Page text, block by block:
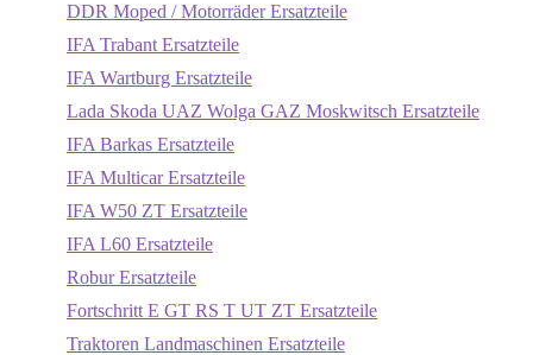
DDR Moped / Motorräder Ersatzteile
IFA Trabant Ersatzteile
IFA Wartburg Ersatzteile
Lada Skoda UAZ Wolga GAZ Moskwitsch Ersatzteile
IFA Barkas Ersatzteile
IFA Multicar Ersatzteile
IFA W50 ZT Ersatzteile
IFA L60 Ersatzteile
Robur Ersatzteile
Fortschritt E GT RS T UT ZT Ersatzteile
Traktoren Landmaschinen Ersatzteile